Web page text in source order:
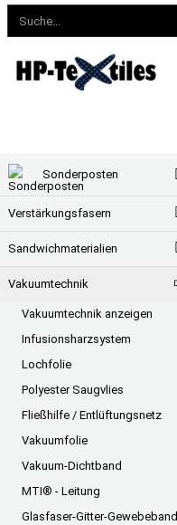
Sonderposten
Verstärkungsfasern
Sandwichmaterialien
Vakuumtechnik
Vakuumtechnik anzeigen
Infusionsharzsystem
Lochfolie
Polyester Saugvlies
Fließhilfe / Entlüftungsnetz
Vakuumfolie
Vakuum-Dichtband
MTI® - Leitung
Glasfaser-Gitter-Gewebeband